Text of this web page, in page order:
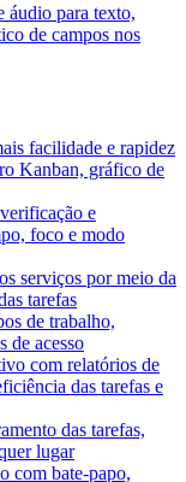
áudio para texto,
de campos nos
facilidade e rapidez
Kanban, gráfico de
e
foco e modo
serviços por meio da
tarefas
de trabalho,
de acesso
com relatórios de
das tarefas e
das tarefas,
lugar
com bate-papo,